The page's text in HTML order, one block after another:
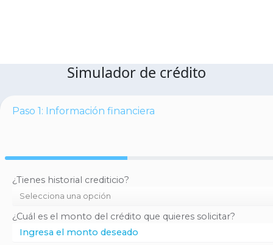
Simulador de crédito
Paso 1: Información financiera
¿Tienes historial crediticio?
¿Cuál es el monto del crédito que quieres solicitar?